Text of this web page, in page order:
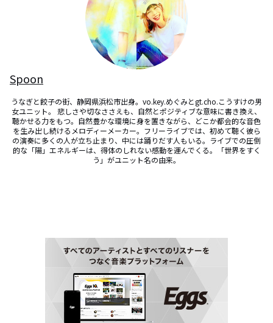
Spoon
うなぎと餃子の街、静岡県浜松市出身。vo.key.めぐみとgt.cho.こうすけの男
女ユニット。 悲しさや切なささえも、自然とポジティブな意味に書き換え、
聴かせる力をもつ。自然豊かな環境に身を置きながら、どこか都会的な音色
を生み出し続けるメロディーメーカー。フリーライブでは、初めて聴く彼ら
の演奏に多くの人が立ち止まり、中には踊りだす人もいる。ライブでの圧倒
的な「陽」エネルギーは、得体のしれない感動を運んでくる。「世界をすく
う」がユニット名の由来。​